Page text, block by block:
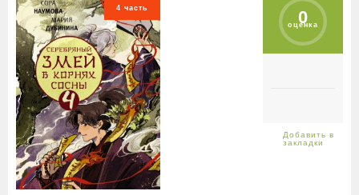
4 часть 0
оценка